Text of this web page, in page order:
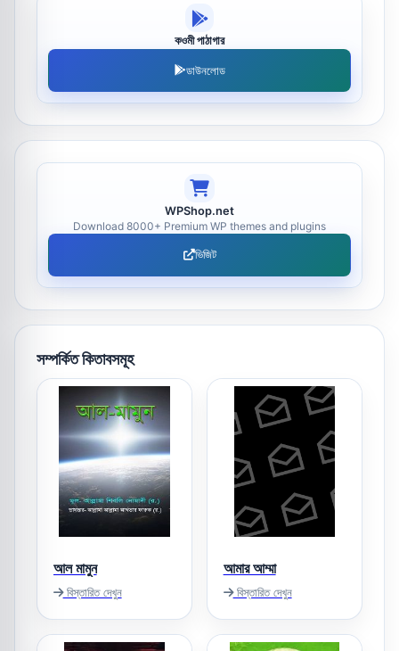
কওমী পাঠাগার
ডাউনলোড
WPShop.net
Download 8000+ Premium WP themes and plugins
ভিজিট
সম্পর্কিত কিতাবসমূহ
আল মামুন
বিস্তারিত দেখুন
আমার আম্মা
বিস্তারিত দেখুন